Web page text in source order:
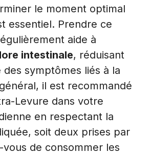
le moment optimal
essentiel. Prendre ce
aide à
intestinale, réduisant
des symptômes liés à la
il est recommandé
Levure dans votre
en respectant la
soit deux prises par
vous de consommer les